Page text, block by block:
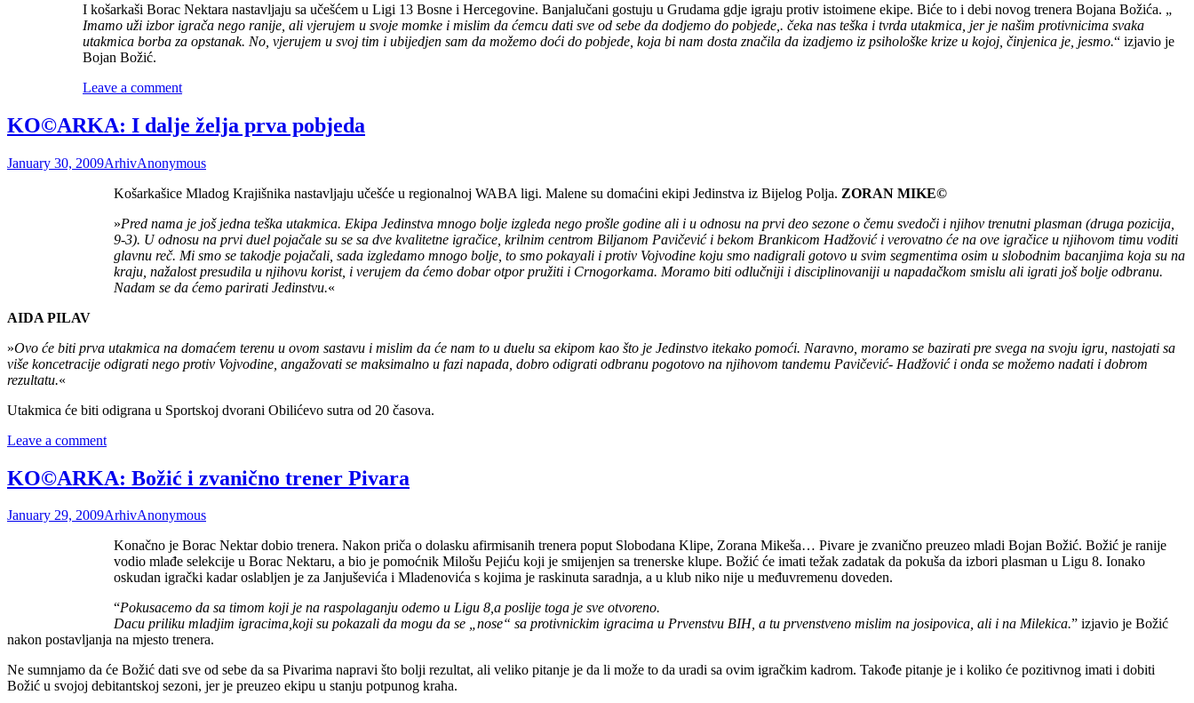
I košarkaši Borac Nektara nastavljaju sa učešćem u Ligi 13 Bosne i Hercegovine. Banjalučani gostuju u Grudama gdje igraju protiv istoimene ekipe. Biće to i debi novog trenera Bojana Božića. „
Imamo uži izbor igrača nego ranije, ali vjerujem u svoje momke i mislim da ćemcu dati sve od sebe da dodjemo do pobjede,. čeka nas teška i tvrda utakmica, jer je našim protivnicima svaka
utakmica borba za opstanak. No, vjerujem u svoj tim i ubijedjen sam da možemo doći do pobjede, koja bi nam dosta značila da izadjemo iz psihološke krize u kojoj, činjenica je, jesmo.“ izjavio je
Bojan Božić.
Leave a comment
KO©ARKA: I dalje želja prva pobjeda
January 30, 2009ArhivAnonymous
Košarkašice Mladog Krajišnika nastavljaju učešće u regionalnoj WABA ligi. Malene su domaćini ekipi Jedinstva iz Bijelog Polja. ZORAN MIKE©
»Pred nama je još jedna teška utakmica. Ekipa Jedinstva mnogo bolje izgleda nego prošle godine ali i u odnosu na prvi deo sezone o čemu svedoči i njihov trenutni plasman (druga pozicija,
9-3). U odnosu na prvi duel pojačale su se sa dve kvalitetne igračice, krilnim centrom Biljanom Pavičević i bekom Brankicom Hadžović i verovatno će na ove igračice u njihovom timu voditi
glavnu reč. Mi smo se takodje pojačali, sada izgledamo mnogo bolje, to smo pokayali i protiv Vojvodine koju smo nadigrali gotovo u svim segmentima osim u slobodnim bacanjima koja su na
kraju, nažalost presudila u njihovu korist, i verujem da ćemo dobar otpor pružiti i Crnogorkama. Moramo biti odlučniji i disciplinovaniji u napadačkom smislu ali igrati još bolje odbranu.
Nadam se da ćemo parirati Jedinstvu.«
AIDA PILAV
»Ovo će biti prva utakmica na domaćem terenu u ovom sastavu i mislim da će nam to u duelu sa ekipom kao što je Jedinstvo itekako pomoći. Naravno, moramo se bazirati pre svega na svoju igru, nastojati sa
više koncetracije odigrati nego protiv Vojvodine, angažovati se maksimalno u fazi napada, dobro odigrati odbranu pogotovo na njihovom tandemu Pavičević- Hadžović i onda se možemo nadati i dobrom
rezultatu.«
Utakmica će biti odigrana u Sportskoj dvorani Obilićevo sutra od 20 časova.
Leave a comment
KO©ARKA: Božić i zvanično trener Pivara
January 29, 2009ArhivAnonymous
Konačno je Borac Nektar dobio trenera. Nakon priča o dolasku afirmisanih trenera poput Slobodana Klipe, Zorana Mikeša… Pivare je zvanično preuzeo mladi Bojan Božić. Božić je ranije
vodio mlađe selekcije u Borac Nektaru, a bio je pomoćnik Milošu Pejiću koji je smijenjen sa trenerske klupe. Božić će imati težak zadatak da pokuša da izbori plasman u Ligu 8. Ionako
oskudan igrački kadar oslabljen je za Janjuševića i Mladenovića s kojima je raskinuta saradnja, a u klub niko nije u međuvremenu doveden.
“Pokusacemo da sa timom koji je na raspolaganju odemo u Ligu 8,a poslije toga je sve otvoreno.
Dacu priliku mladjim igracima,koji su pokazali da mogu da se „nose“ sa protivnickim igracima u Prvenstvu BIH, a tu prvenstveno mislim na josipovica, ali i na Milekica.” izjavio je Božić
nakon postavljanja na mjesto trenera.
Ne sumnjamo da će Božić dati sve od sebe da sa Pivarima napravi što bolji rezultat, ali veliko pitanje je da li može to da uradi sa ovim igračkim kadrom. Takođe pitanje je i koliko će pozitivnog imati i dobiti
Božić u svojoj debitantskoj sezoni, jer je preuzeo ekipu u stanju potpunog kraha.